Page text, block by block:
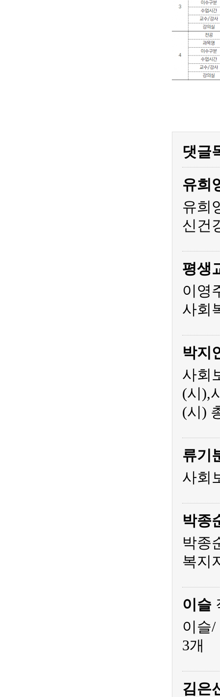
댓글
유희
유희
신건
평생
이영
사회
박지
사회
(시),
(시)
류기
사회
박종
박종
복지
이슬
이슬
3개
김은